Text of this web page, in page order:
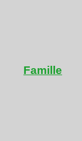
Famille